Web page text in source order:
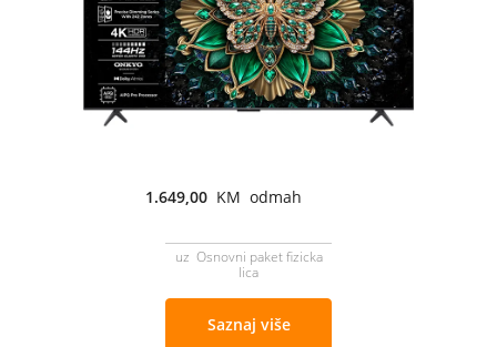
1.649,00 KM odmah
uz Osnovni paket fizicka
lica
Saznaj više